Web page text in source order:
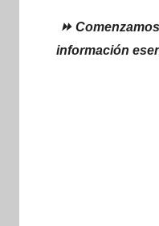
⏩
información